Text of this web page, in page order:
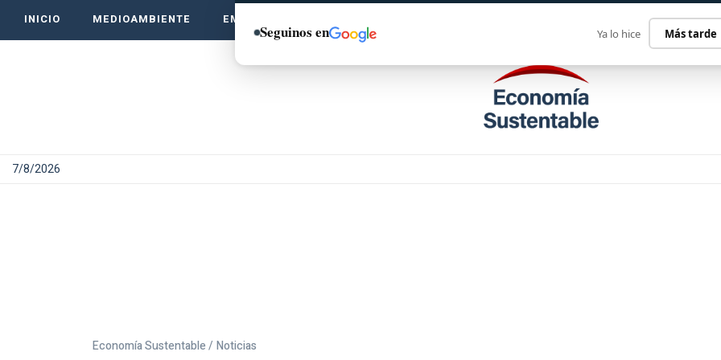
INICIO MEDIOAMBIENTE EMPRENDE VERDE
7/8/2026
Economía Sustentable / Noticias
Seguinos en Ya lo hice Más tarde